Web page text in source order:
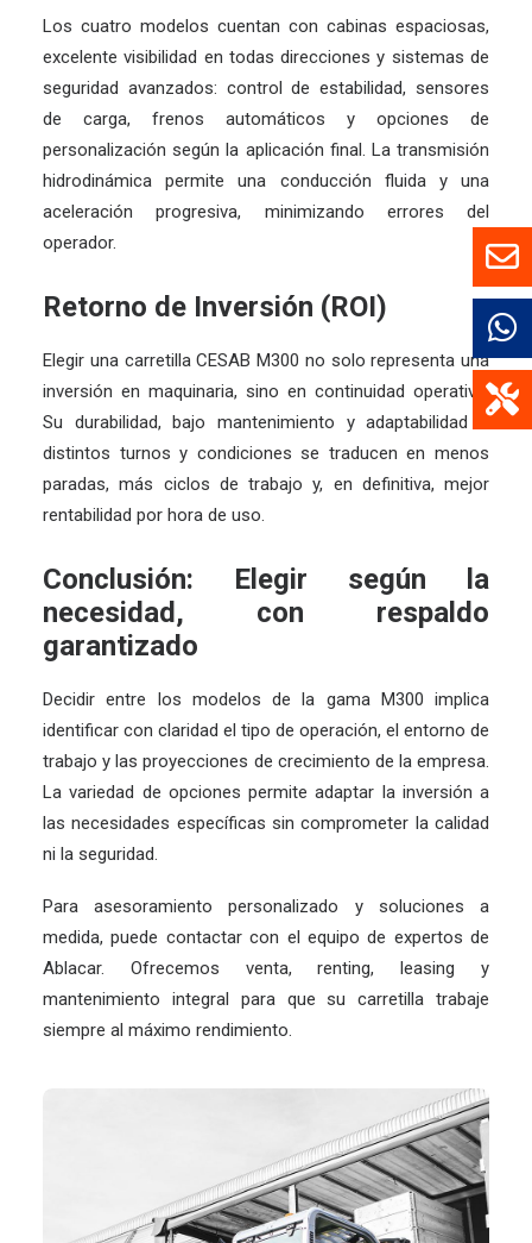
Los cuatro modelos cuentan con cabinas espaciosas,
excelente visibilidad en todas direcciones y sistemas de
seguridad avanzados: control de estabilidad, sensores
de carga, frenos automáticos y opciones de
personalización según la aplicación final. La transmisión
hidrodinámica permite una conducción fluida y una
aceleración progresiva, minimizando errores del
operador.
Retorno de Inversión (ROI)
Elegir una carretilla CESAB M300 no solo representa una
inversión en maquinaria, sino en continuidad operativa.
Su durabilidad, bajo mantenimiento y adaptabilidad a
distintos turnos y condiciones se traducen en menos
paradas, más ciclos de trabajo y, en definitiva, mejor
rentabilidad por hora de uso.
Conclusión: Elegir según la
necesidad, con respaldo
garantizado
Decidir entre los modelos de la gama M300 implica
identificar con claridad el tipo de operación, el entorno de
trabajo y las proyecciones de crecimiento de la empresa.
La variedad de opciones permite adaptar la inversión a
las necesidades específicas sin comprometer la calidad
ni la seguridad.
Para asesoramiento personalizado y soluciones a
medida, puede contactar con el equipo de expertos de
Ablacar. Ofrecemos venta, renting, leasing y
mantenimiento integral para que su carretilla trabaje
siempre al máximo rendimiento.